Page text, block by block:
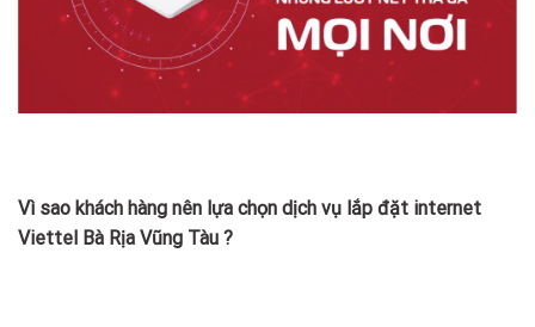
Vì sao khách hàng nên lựa chọn dịch vụ lắp đặt internet
Viettel Bà Rịa Vũng Tàu ?